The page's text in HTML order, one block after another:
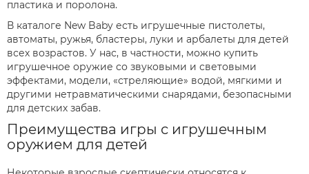
пластика и поролона.
В каталоге New Baby есть игрушечные пистолеты,
автоматы, ружья, бластеры, луки и арбалеты для детей
всех возрастов. У нас, в частности, можно купить
игрушечное оружие со звуковыми и световыми
эффектами, модели, «стреляющие» водой, мягкими и
другими нетравматическими снарядами, безопасными
для детских забав.
Преимущества игры с игрушечным
оружием для детей